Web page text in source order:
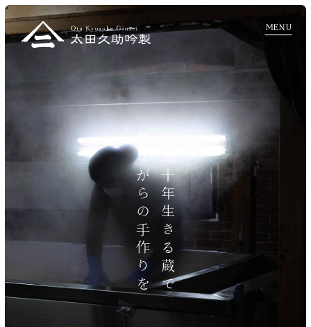
百五十年生きる蔵で
昔ながらの手作りを
MENU